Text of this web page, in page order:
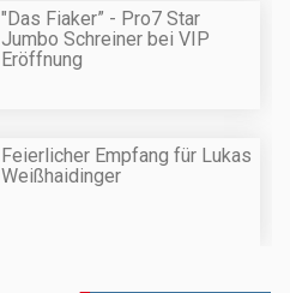
"Das Fiaker” - Pro7 Star
Jumbo Schreiner bei VIP
Eröffnung
Feierlicher Empfang für Lukas
Weißhaidinger